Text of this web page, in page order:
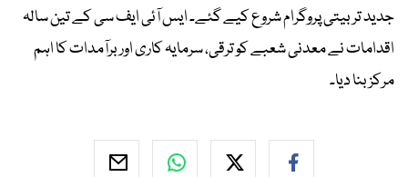
جدید تربیتی پروگرام شروع کیے گئے۔ ایس آئی ایف سی کے تین سالہ
اقدامات نے معدنی شعبے کو ترقی، سرمایہ کاری اور برآمدات کا اہم
مرکز بنا دیا۔